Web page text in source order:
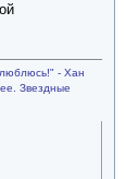
- Хан
Звездные